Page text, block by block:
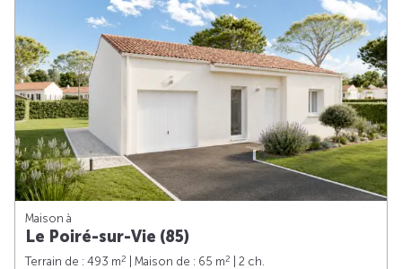
Maison à
Le Poiré-sur-Vie (85)
Terrain de : 493 m2 | Maison de : 65 m2
| 2 ch.